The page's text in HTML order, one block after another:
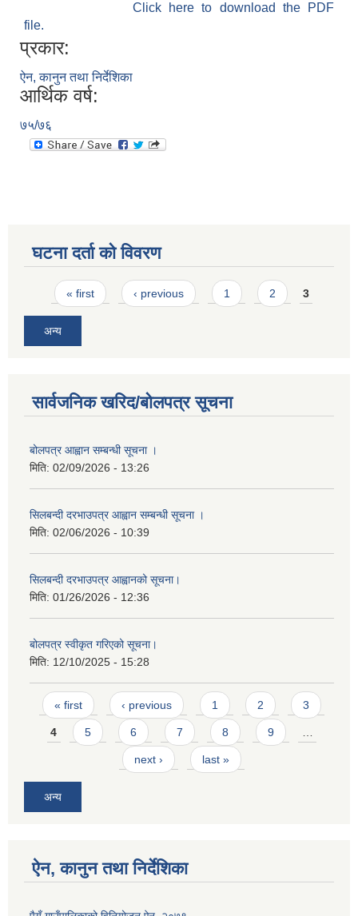
Click here to download the PDF
file.
प्रकार:
ऐन, कानुन तथा निर्देशिका
आर्थिक वर्ष:
७५/७६
घटना दर्ता को विवरण
Pages
« first ‹ previous 1 2 3
अन्य
सार्वजनिक खरिद/बोलपत्र सूचना
बोलपत्र आह्वान सम्बन्धी सूचना ।
मिति: 02/09/2026 - 13:26
सिलबन्दी दरभाउपत्र आह्वान सम्बन्धी सूचना ।
मिति: 02/06/2026 - 10:39
सिलबन्दी दरभाउपत्र आह्वानको सूचना।
मिति: 01/26/2026 - 12:36
बोलपत्र स्वीकृत गरिएको सूचना।
मिति: 12/10/2025 - 15:28
Pages
« first ‹ previous 1 2 3
4 5 6 7 8 9 …
next › last »
अन्य
ऐन, कानुन तथा निर्देशिका